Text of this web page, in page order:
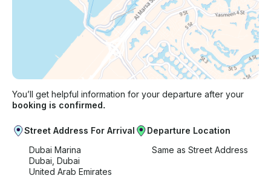
You’ll get helpful information for your departure after your
booking is confirmed.
Street Address For Arrival
Dubai Marina
Dubai, Dubai
United Arab Emirates
Departure Location
Same as Street Address